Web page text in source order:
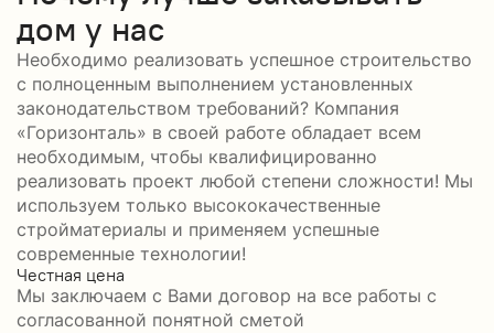
дом у нас
Необходимо реализовать успешное строительство
с полноценным выполнением установленных
законодательством требований? Компания
«Горизонталь» в своей работе обладает всем
необходимым, чтобы квалифицированно
реализовать проект любой степени сложности! Мы
используем только высококачественные
стройматериалы и применяем успешные
современные технологии!
Честная цена
Мы заключаем с Вами договор на все работы с
согласованной понятной сметой